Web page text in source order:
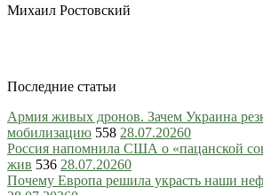
Михаил Ростовский
Последние статьи
Армия живых дронов. Зачем Украина
мобилизацию 558 28.07.20260
Россия напомнила США о «пацанской
жив 536 28.07.20260
Почему Европа решила украсть наши